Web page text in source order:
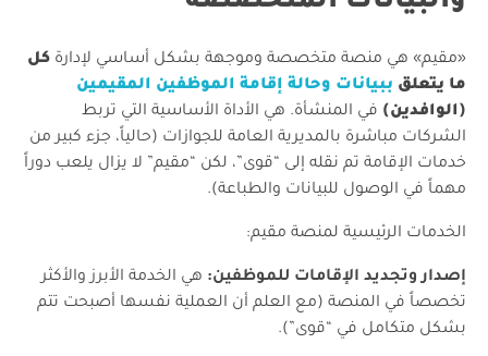
​«مقيم» هي منصة متخصصة وموجهة بشكل أساسي لإدارة كل
ما يتعلق ببيانات وحالة إقامة الموظفين المقيمين
(الوافدين) في المنشأة. هي الأداة الأساسية التي تربط
الشركات مباشرة بالمديرية العامة للجوازات (حالياً، جزء كبير من
خدمات الإقامة تم نقله إلى “قوى”، لكن “مقيم” لا يزال يلعب دوراً
مهماً في الوصول للبيانات والطباعة).
​الخدمات الرئيسية لمنصة مقيم:
إصدار وتجديد الإقامات للموظفين: هي الخدمة الأبرز والأكثر
تخصصاً في المنصة (مع العلم أن العملية نفسها أصبحت تتم
بشكل متكامل في “قوى”).